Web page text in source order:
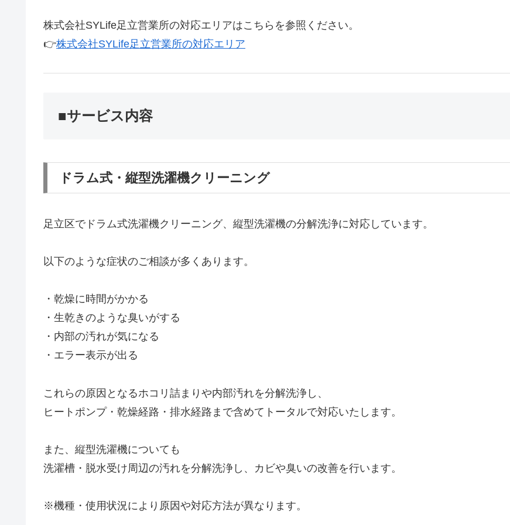
株式会社SYLife足立営業所の対応エリアはこちらを参照ください。
👉株式会社SYLife足立営業所の対応エリア
■サービス内容
ドラム式・縦型洗濯機クリーニング
足立区でドラム式洗濯機クリーニング、縦型洗濯機の分解洗浄に対応しています。
以下のような症状のご相談が多くあります。
・乾燥に時間がかかる
・生乾きのような臭いがする
・内部の汚れが気になる
・エラー表示が出る
これらの原因となるホコリ詰まりや内部汚れを分解洗浄し、
ヒートポンプ・乾燥経路・排水経路まで含めてトータルで対応いたします。
また、縦型洗濯機についても
洗濯槽・脱水受け周辺の汚れを分解洗浄し、カビや臭いの改善を行います。
※機種・使用状況により原因や対応方法が異なります。